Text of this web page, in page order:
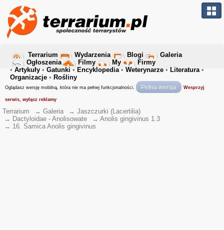
Terrarium Wydarzenia Blogi
Galeria
Ogłoszenia
Filmy My
Firmy
• Artykuły • Gatunki • Encyklopedia• Weterynarze • Literatura•
Organizacje • Rośliny
Oglądasz wersję mobilną, która nie ma pełnej funkcjonalności. Pełna wersja Wesprzyj
serwis, wyłącz reklamy
Terrarium → Galeria → Jaszczurki (Lacertilia)
→ Dactyloidae - Anolisowate → Anolis gingivinus 1.3
→ 16. Samica Anolis gingivinus